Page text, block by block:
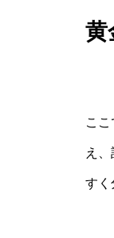
黄
こ
え
すく